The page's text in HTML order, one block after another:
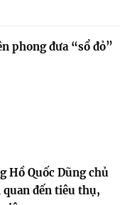
phong đưa “sổ đỏ”
Hồ Quốc Dũng chủ
đến tiêu thụ,